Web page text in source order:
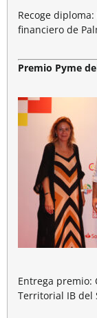
Recoge
financiero de
Premio Pyme
Entrega premio:
Territorial IB del